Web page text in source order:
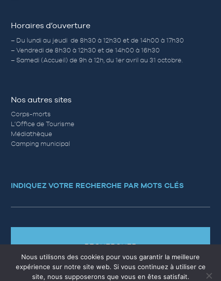
Horaires d’ouverture
– Du lundi au jeudi de 8h30 à 12h30 et de 14h00 à 17h30
– Vendredi de 8h30 à 12h30 et de 14h00 à 16h30
– Samedi (Accueil) de 9h à 12h, du 1er avril au 31 octobre.
Nos autres sites
Corps-morts
L’Office de Tourisme
Médiathèque
Camping municipal
INDIQUEZ VOTRE RECHERCHE PAR MOTS CLÉS
RECHERCHER
Nous utilisons des cookies pour vous garantir la meilleure
expérience sur notre site web. Si vous continuez à utiliser ce
site, nous supposerons que vous en êtes satisfait.